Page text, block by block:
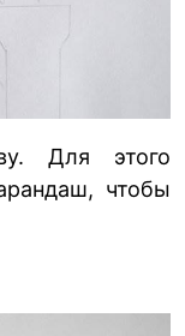
Для этого
чтобы